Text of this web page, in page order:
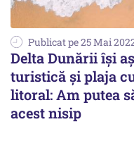
Publicat pe 25 Mai
Delta Dunării își
turistică și plaja
litoral: Am putea
acest nisip